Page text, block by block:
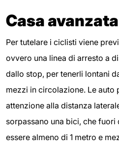
Casa
Per tutelare i ciclisti viene
ovvero una linea di arresto a
dallo stop, per tenerli lontani
mezzi in circolazione. Le auto
attenzione alla distanza
sorpassano una bici, che
essere almeno di 1 metro e